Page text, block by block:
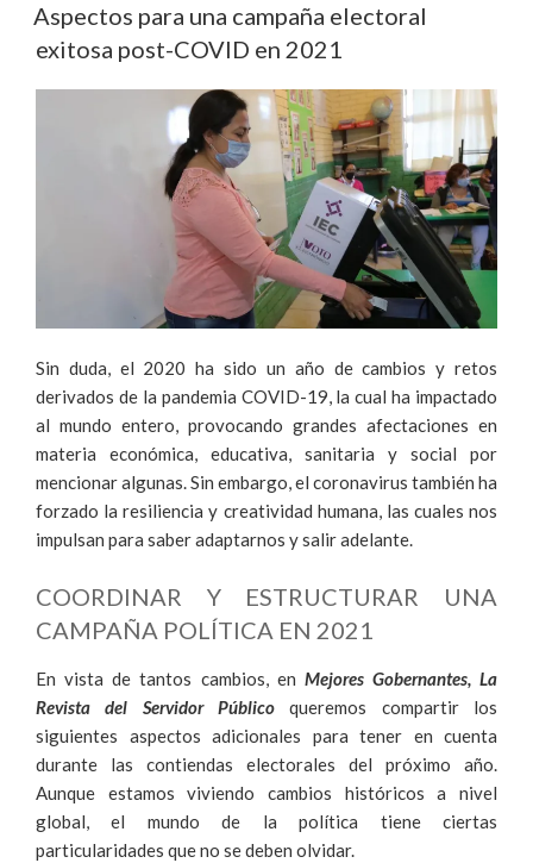
Aspectos para una campaña electoral
exitosa post-COVID en 2021
Sin duda, el 2020 ha sido un año de cambios y retos
derivados de la pandemia COVID-19, la cual ha impactado
al mundo entero, provocando grandes afectaciones en
materia económica, educativa, sanitaria y social por
mencionar algunas. Sin embargo, el coronavirus también ha
forzado la resiliencia y creatividad humana, las cuales nos
impulsan para saber adaptarnos y salir adelante.
COORDINAR Y ESTRUCTURAR UNA
CAMPAÑA POLÍTICA EN 2021
En vista de tantos cambios, en Mejores Gobernantes, La
Revista del Servidor Públicoqueremos compartir los
siguientes aspectos adicionales para tener en cuenta
durante las contiendas electorales del próximo año.
Aunque estamos viviendo cambios históricos a nivel
global, el mundo de la política tiene ciertas
particularidades que no se deben olvidar.